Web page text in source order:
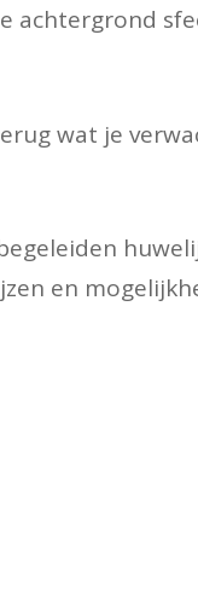
achtergrond
wat je
en